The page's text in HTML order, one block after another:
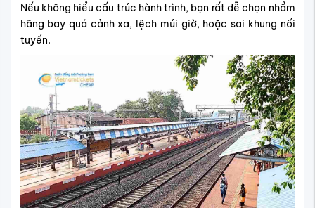
Nếu không hiểu cấu trúc hành trình, bạn rất dễ chọn nhầm
hãng bay quá cảnh xa, lệch múi giờ, hoặc sai khung nối
tuyến.